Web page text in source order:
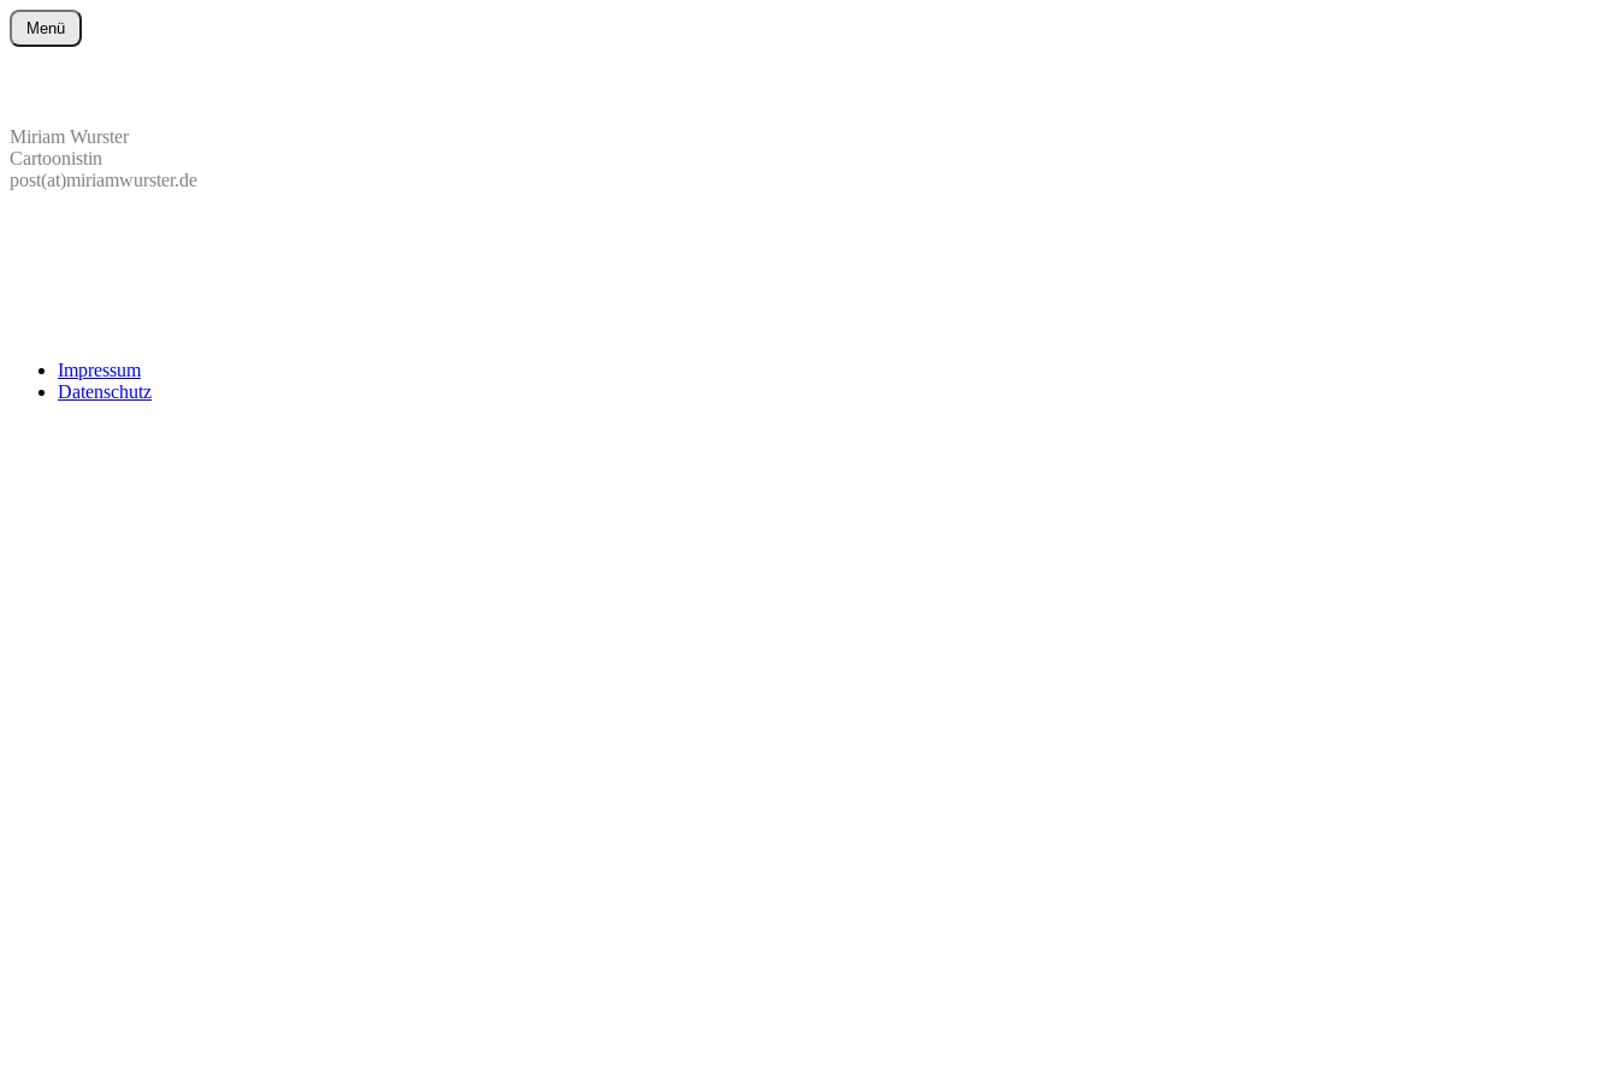
wurster-cartoon-blog.de
Menü
Zum
Inhalt
Miriam Wurster
Cartoonistin
post(at)miriamwurster.de
Impressum
Datenschutz